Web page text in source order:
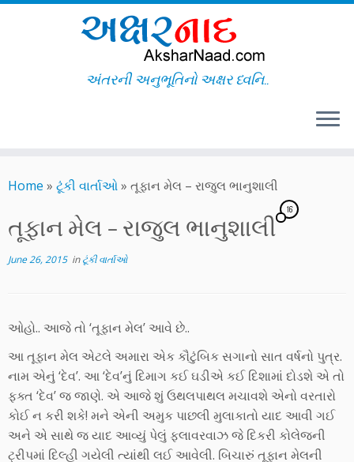
to
અંતરની અનુભૂતિનો અક્ષર ધ્વનિ..
Home » ટૂંકી વાર્તાઓ» તૂફાન મેલ – રાજુલ ભાનુશાલી
તૂફાન મેલ – રાજુલ ભાનુશાલી
16
June 26, 2015inટૂંકી વાર્તાઓ
ઓહો.. આજે તો ‘તૂફાન મેલ’ આવે છે..
આ તૂફાન મેલ એટલે અમારા એક કૌટુંબિક સગાનો સાત વર્ષનો પુત્ર.
નામ એનું ‘દેવ’. આ ‘દેવ’નું દિમાગ કઈ ઘડીએ કઈ દિશામાં દોડશે એ તો
ફક્ત ‘દેવ’ જ જાણે. એ આજે શું ઉથલપાથલ મચાવશે એનો વરતારો
કોઈ ન કરી શકે! મને એની અમુક પાછલી મુલાકાતો યાદ આવી ગઈ
અને એ સાથે જ યાદ આવ્યું પેલું ફ્લાવરવાઝ જે દિકરી કોલેજની
ટ્રીપમાં દિલ્હી ગયેલી ત્યાંથી લઈ આવેલી. બિચારું તૂફાન મેલની